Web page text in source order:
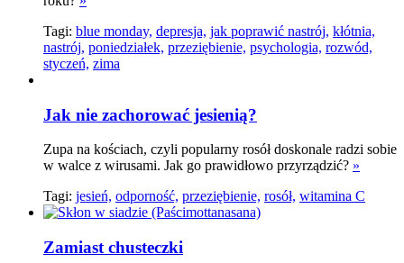
Tagi: blue monday, depresja, jak poprawić nastrój, kłótnia,
nastrój, poniedziałek, przeziębienie, psychologia, rozwód,
styczeń, zima
Jak nie zachorować jesienią?
Zupa na kościach, czyli popularny rosół doskonale radzi sobie
w walce z wirusami. Jak go prawidłowo przyrządzić? »
Tagi: jesień, odporność, przeziębienie, rosół, witamina C
Zamiast chusteczki